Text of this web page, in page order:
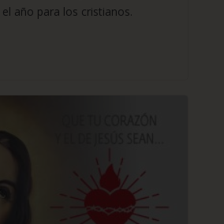
año para los cristianos.